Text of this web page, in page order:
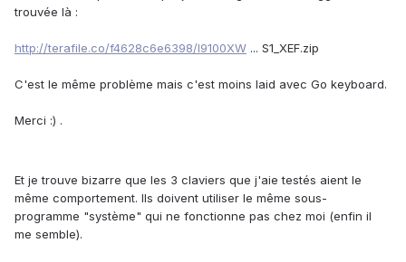
trouvée là :
http://terafile.co/f4628c6e6398/I9100XW ... S1_XEF.zip
C'est le même problème mais c'est moins laid avec Go keyboard.
Merci :) .
Et je trouve bizarre que les 3 claviers que j'aie testés aient le
même comportement. Ils doivent utiliser le même sous-
programme "système" qui ne fonctionne pas chez moi (enfin il
me semble).